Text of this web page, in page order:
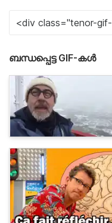
ബന്ധപ്പെട്ട GIF-കൾ